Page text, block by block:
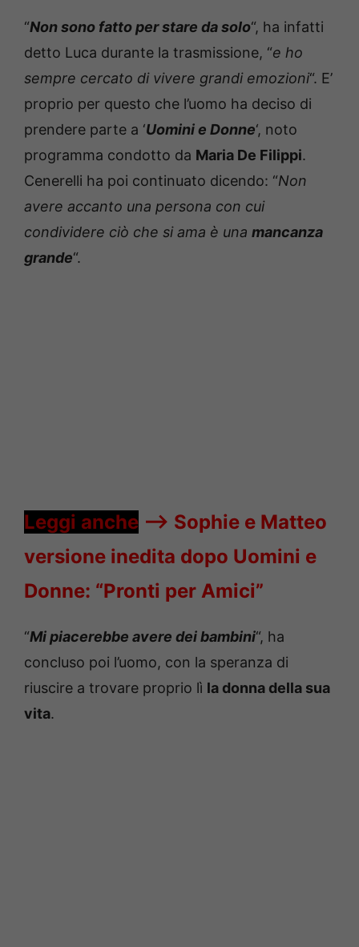
“Non sono fatto per stare da solo“, ha infatti
detto Luca durante la trasmissione, “e ho
sempre cercato di vivere grandi emozioni“. E’
proprio per questo che l’uomo ha deciso di
prendere parte a ‘Uomini e Donne‘, noto
programma condotto da Maria De Filippi.
Cenerelli ha poi continuato dicendo: “Non
avere accanto una persona con cui
condividere ciò che si ama è una mancanza
grande“.
Leggi anche —-> Sophie e Matteo
versione inedita dopo Uomini e
Donne: “Pronti per Amici”
“Mi piacerebbe avere dei bambini“, ha
concluso poi l’uomo, con la speranza di
riuscire a trovare proprio lì la donna della sua
vita.